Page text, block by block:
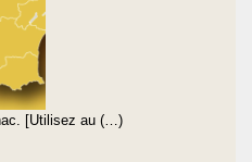
[Utilisez au (…)